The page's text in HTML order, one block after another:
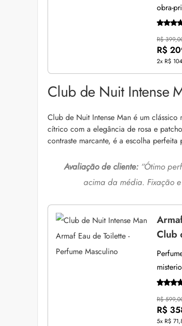
obra-
R$
R$
2x R$
Club de Nuit Intense
Club de Nuit Intense Man é um clássico
cítrico com a elegância de rosa e
contraste marcante, é a escolha
Avaliação de cliente: “Ótimo
acima da média. Fixação
Club
R$
R$
5x R$